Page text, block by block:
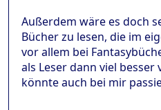
Außerdem wäre es doch
Bücher zu lesen, die im
vor allem bei
als Leser dann viel besser
könnte auch bei mir